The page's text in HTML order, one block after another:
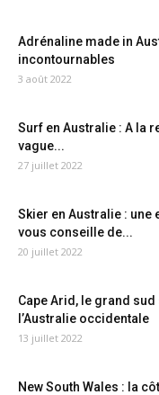
Adrénaline made in
incontournables
3 août 2022
Surf en Australie : A la
vague...
27 juillet 2022
Skier en Australie : une
vous conseille de...
20 juillet 2022
Cape Arid, le grand
l’Australie occidentale
13 juillet 2022
New South Wales : la